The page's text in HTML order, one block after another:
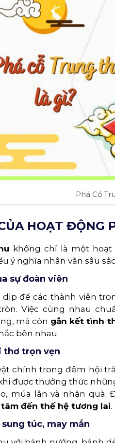
Phá Cổ
HOẠT ĐỘNG
không chỉ là một hoạt
ý nghĩa nhân văn sâu
sự đoàn viên
để các thành viên
Việc cùng nhau
mà còn gắn kết tình
bên nhau.
thơ trọn vẹn
chính trong đêm hội
được thưởng thức
múa lân và nhận
đến thế hệ tương lai.
túc, may mắn